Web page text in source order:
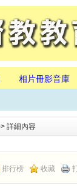
相片冊影音庫
詳細內容
排行榜 收藏